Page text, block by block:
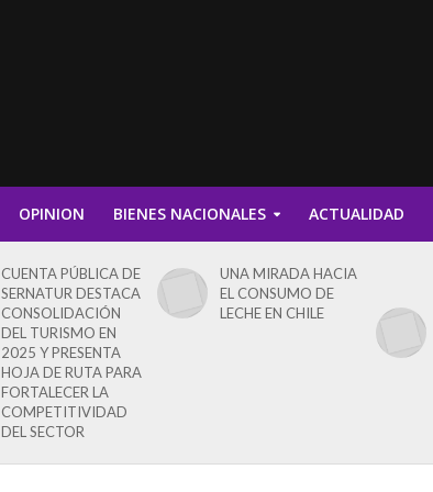
OPINION BIENES NACIONALES ACTUALIDAD
CUENTA PÚBLICA DE
SERNATUR DESTACA
CONSOLIDACIÓN
DEL TURISMO EN
2025 Y PRESENTA
HOJA DE RUTA PARA
FORTALECER LA
COMPETITIVIDAD
DEL SECTOR
UNA MIRADA HACIA
EL CONSUMO DE
LECHE EN CHILE